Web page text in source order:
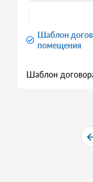
Шаблон
помещения
Шаблон